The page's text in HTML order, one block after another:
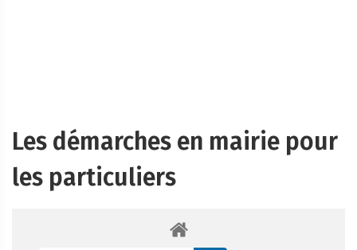
Les démarches en mairie pour
les particuliers